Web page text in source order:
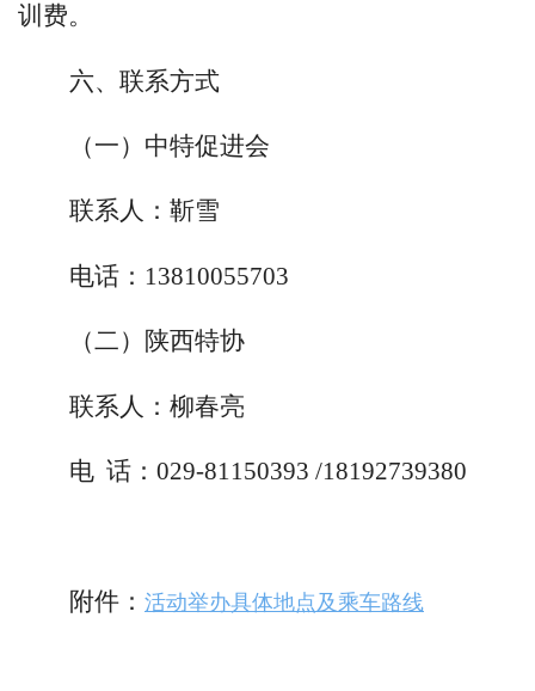
训费。
六、联系方式
（一）中特促进会
联系人：靳雪
电话：13810055703
（二）陕西特协
联系人：柳春亮
电 话：029-81150393 /18192739380
附件： 活动举办具体地点及乘车路线